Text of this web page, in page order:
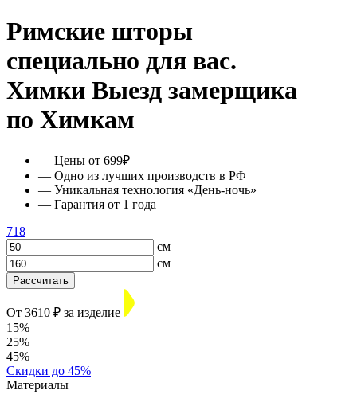
Римские шторы
специально для вас.
Химки Выезд замерщика
по Химкам
— Цены от 699₽
— Одно из лучших производств в РФ
— Уникальная технология «День-ночь»
— Гарантия от 1 года
718
см
см
Рассчитать
От 3610 ₽ за изделие
15%
25%
45%
Скидки до 45%
Материалы